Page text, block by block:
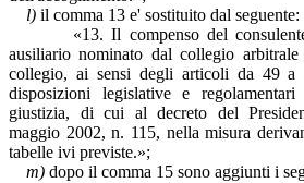
l) il comma 13 e' sostituito dal seguente:
«13. Il compenso del consulente
ausiliario nominato dal collegio
collegio, ai sensi degli articoli da 49 a
disposizioni legislative e
giustizia, di cui al decreto del
maggio 2002, n. 115, nella misura
tabelle ivi previste.»;
m) dopo il comma 15 sono aggiunti i